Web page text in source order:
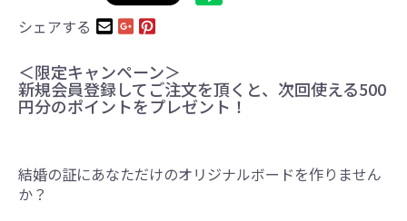
シェアする
＜限定キャンペーン＞
新規会員登録してご注文を頂くと、次回使える500
円分のポイントをプレゼント！
結婚の証にあなただけのオリジナルボードを作りません
か？